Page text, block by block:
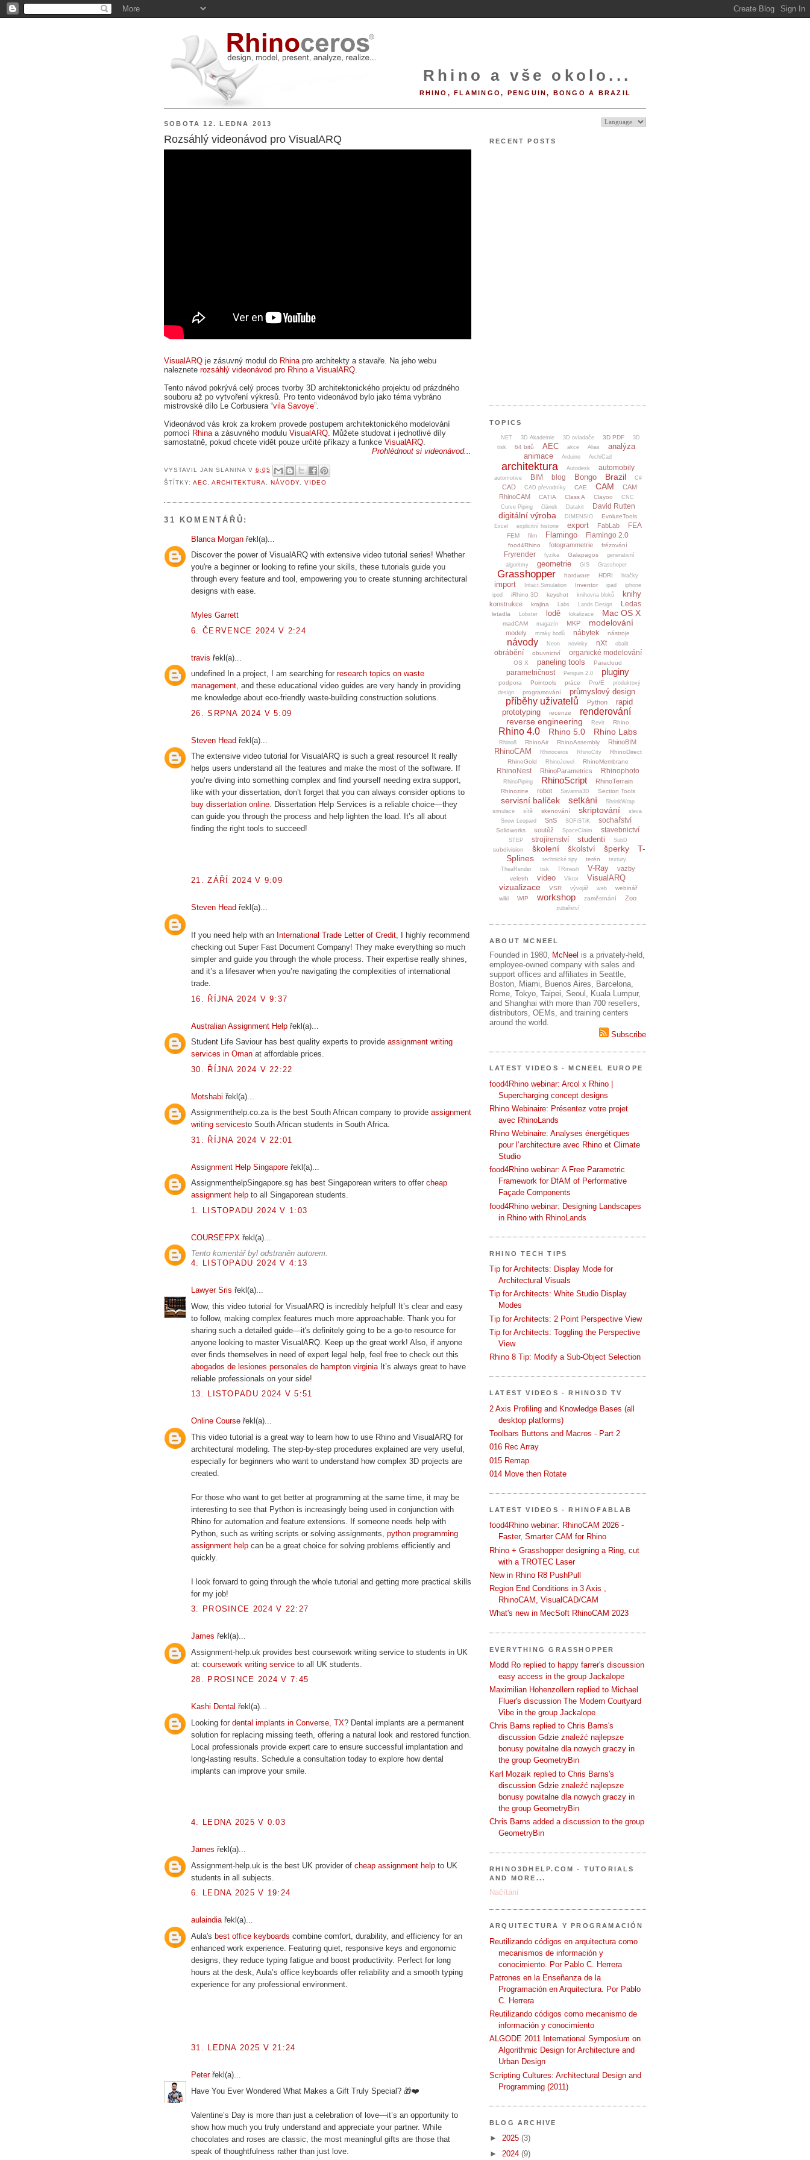
Rhino a vše okolo...
RHINO, FLAMINGO, PENGUIN, BONGO A BRAZIL
SOBOTA 12. LEDNA 2013
Rozsáhlý videonávod pro VisualARQ
VisualARQ je zásuvný modul do Rhina pro architekty a stavaře. Na jeho webu
naleznete rozsáhlý videonávod pro Rhino a VisualARQ
Tento návod pokrývá celý proces tvorby 3D architektonického projektu od prázdného
souboru až po vytvoření výkresů. Pro tento videonávod bylo jako téma vybráno
mistrovské dílo Le Corbusiera “vila Savoye”.
Videonávod vás krok za krokem provede postupem architektonického modelování
pomocí Rhina a zásuvného modulu VisualARQ . Můžete studovat i jednotlivé díly
samostatně, pokud chcete vidět pouze určité příkazy a funkce VisualARQ
Prohlédnout si videonávod...
VYSTAVIL JAN SLANINA V 6:05
ŠTÍTKY: AEC ARCHITEKTURA NÁVODY, VIDEO
31 KOMENTÁŘŮ:
Blanca Morgan řekl(a)...
Discover the power of VisualARQ with extensive video tutorial series! Whether
you're a beginner or looking to refine your skills, these tutorials guide you
through every feature and tool, empowering you to create stunning architectural
designs with ease.
Myles Garrett
6. ČERVENCE 2024 V 2:24
travis řekl(a)...
undefined In a project, I am searching for research topics on waste
management, and these educational video guides are very handy in providing
me knowledge about eco-friendly waste-building construction solutions.
26. SRPNA 2024 V 5:09
Steven Head řekl(a)...
The extensive video tutorial for VisualARQ is such a great resource! It really
helps users understand all the features and make the most of the software. If
you’re diving into something complex and find yourself needing extra support,
like with your dissertation, don’t forget that you can always consider options to
buy dissertation online. Dissertation Help Services is a reliable choice—they
can guide you through the process and help lighten the load. It’s all about
finding the right tools to succeed!
21. ZÁŘÍ 2024 V 9:09
Steven Head řekl(a)...
If you need help with an International Trade Letter of Credit, I highly recommend
checking out Super Fast Document Company! They make everything so much
simpler and guide you through the whole process. Their expertise really shines,
and it’s a lifesaver when you’re navigating the complexities of international
trade.
16. ŘÍJNA 2024 V 9:37
Australian Assignment Help řekl(a)...
Student Life Saviour has best quality experts to provide assignment writing
services in Oman at affordable prices.
30. ŘÍJNA 2024 V 22:22
Motshabi řekl(a)...
Assignmenthelp.co.za is the best South African company to provide assignment
writing servicesto South African students in South Africa.
31. ŘÍJNA 2024 V 22:01
Assignment Help Singapore řekl(a)...
AssignmenthelpSingapore.sg has best Singaporean writers to offer cheap
assignment help to all Singaporean students.
1. LISTOPADU 2024 V 1:03
COURSEFPX řekl(a)...
Tento komentář byl odstraněn autorem.
4. LISTOPADU 2024 V 4:13
Lawyer Sris řekl(a)...
Wow, this video tutorial for VisualARQ is incredibly helpful! It’s clear and easy
to follow, making complex features much more approachable. Thank you for
sharing such a detailed guide—it's definitely going to be a go-to resource for
anyone looking to master VisualARQ. Keep up the great work! Also, if anyone
ever finds themselves in need of expert legal help, feel free to check out this
abogados de lesiones personales de hampton virginia It’s always great to have
reliable professionals on your side!
13. LISTOPADU 2024 V 5:51
Online Course řekl(a)...
This video tutorial is a great way to learn how to use Rhino and VisualARQ for
architectural modeling. The step-by-step procedures explained are very useful,
especially for beginners who want to understand how complex 3D projects are
created.
For those who want to get better at programming at the same time, it may be
interesting to see that Python is increasingly being used in conjunction with
Rhino for automation and feature extensions. If someone needs help with
Python, such as writing scripts or solving assignments, python programming
assignment help can be a great choice for solving problems efficiently and
quickly.
I look forward to going through the whole tutorial and getting more practical skills
for my job!
3. PROSINCE 2024 V 22:27
James řekl(a)...
Assignment-help.uk provides best coursework writing service to students in UK
at: coursework writing service to all UK students.
28. PROSINCE 2024 V 7:45
Kashi Dental řekl(a)...
Looking for dental implants in Converse, TX? Dental implants are a permanent
solution for replacing missing teeth, offering a natural look and restored function.
Local professionals provide expert care to ensure successful implantation and
long-lasting results. Schedule a consultation today to explore how dental
implants can improve your smile.
4. LEDNA 2025 V 0:03
James řekl(a)...
Assignment-help.uk is the best UK provider of cheap assignment help to UK
students in all subjects.
6. LEDNA 2025 V 19:24
aulaindiařekl(a)...
Aula's best office keyboards combine comfort, durability, and efficiency for an
enhanced work experience. Featuring quiet, responsive keys and ergonomic
designs, they reduce typing fatigue and boost productivity. Perfect for long
hours at the desk, Aula’s office keyboards offer reliability and a smooth typing
experience for any professional environment.
31. LEDNA 2025 V 21:24
Peter řekl(a)...
Have You Ever Wondered What Makes a Gift Truly Special? 🎁❤️
Valentine’s Day is more than just a celebration of love—it’s an opportunity to
show how much you truly understand and appreciate your partner. While
chocolates and roses are classic, the most meaningful gifts are those that
speak of thoughtfulness rather than just love.
RECENT POSTS
TOPICS
.NET 3D Akademie 3D ovladače 3D PDF
3D
tisk
64 bitů AEC akce Alias
analýza
animace
Arduino ArchiCad
architektura Autodesk automobily
automotive BIM blog Bongo Brazil C#
CAD CAD převodníky CAE CAM
CAM
RhinoCAM
CATIA Class A Clayoo
CNC
Curve Piping
článek Datakit David Rutten
digitální výroba DIMENSIO EvoluteTools
Excel explicitní historie export FabLab FEA
FEM film Flamingo Flamingo 2.0
food4Rhino fotogrammetrie frézování
Fryrender fyzika Galapagos
generativní
algoritmy
geometrie GIS Grasshoper
Grasshopper hardware HDRI hračky
import Intact.Simulation Inventor ipad
iphone
ipod
iRhino 3D keyshot knihovna bloků knihy
konstrukce krajina Labs Lands Design Ledas
letadla Lobster lodě lokalizace Mac OS X
madCAM magazín MKP modelování
modely mraky bodů nábytek nástroje
návody Neon novinky nXt obalit
obrábění obuvnictví organické modelování
OS X paneling tools Paracloud
parametričnost Penguin 2.0 pluginy
podpora Pointools práce Pro/E
produktový
design
programování průmyslový design
příběhy uživatelů Python
rapid
prototyping
recenze renderování
reverse engineering Revit Rhino
Rhino 4.0 Rhino 5.0 Rhino Labs
Rhino8 RhinoAir RhinoAssembly RhinoBIM
RhinoCAM Rhinoceros RhinoCity
RhinoDirect
RhinoGold
RhinoJewel RhinoMembrane
RhinoNest RhinoParametrics Rhinophoto
RhinoPiping RhinoScript RhinoTerrain
Rhinozine robot Savanna3D Section Tools
servisní balíček setkání
ShrinkWrap
simulace
sítě skenování skriptování
sleva
Snow Leopard
SnS SOFiSTiK sochařství
Solidworks soutěž SpaceClaim stavebnictví
STEP strojírenství studenti SubD
subdivision školení školství šperky
T-
Splines
technické tipy terén
textury
TheaRender
tisk TRmesh V-Ray vazby
veletrh video Viktor VisualARQ
vizualizace VSR vývojář web
webinář
wiki
WIP workshop zaměstnání Zoo
zubařství
ABOUT MCNEEL
Founded in 1980, McNeel is a privately-held,
employee-owned company with sales and
support offices and affiliates in Seattle,
Boston, Miami, Buenos Aires, Barcelona,
Rome, Tokyo, Taipei, Seoul, Kuala Lumpur,
and Shanghai with more than 700 resellers,
distributors, OEMs, and training centers
around the world.
Subscribe
LATEST VIDEOS - MCNEEL EUROPE
food4Rhino webinar: Arcol x Rhino |
Supercharging concept designs
Rhino Webinaire: Présentez votre projet
avec RhinoLands
Rhino Webinaire: Analyses énergétiques
pour l’architecture avec Rhino et Climate
Studio
food4Rhino webinar: A Free Parametric
Framework for DfAM of Performative
Façade Components
food4Rhino webinar: Designing Landscapes
in Rhino with RhinoLands
RHINO TECH TIPS
Tip for Architects: Display Mode for
Architectural Visuals
Tip for Architects: White Studio Display
Modes
Tip for Architects: 2 Point Perspective View
Tip for Architects: Toggling the Perspective
View
Rhino 8 Tip: Modify a Sub-Object Selection
LATEST VIDEOS - RHINO3D TV
2 Axis Profiling and Knowledge Bases (all
desktop platforms)
Toolbars Buttons and Macros - Part 2
016 Rec Array
015 Remap
014 Move then Rotate
LATEST VIDEOS - RHINOFABLAB
food4Rhino webinar: RhinoCAM 2026 -
Faster, Smarter CAM for Rhino
Rhino + Grasshopper designing a Ring, cut
with a TROTEC Laser
New in Rhino R8 PushPull
Region End Conditions in 3 Axis ,
RhinoCAM, VisualCAD/CAM
What's new in MecSoft RhinoCAM 2023
EVERYTHING GRASSHOPPER
Modd Ro replied to happy farrer's discussion
easy access in the group Jackalope
Maximilian Hohenzollern replied to Michael
Fluer's discussion The Modern Courtyard
Vibe in the group Jackalope
Chris Barns replied to Chris Barns's
discussion Gdzie znaleźć najlepsze
bonusy powitalne dla nowych graczy in
the group GeometryBin
Karl Mozaik replied to Chris Barns's
discussion Gdzie znaleźć najlepsze
bonusy powitalne dla nowych graczy in
the group GeometryBin
Chris Barns added a discussion to the group
GeometryBin
RHINO3DHELP.COM - TUTORIALS
AND MORE...
Načítání
ARQUITECTURA Y PROGRAMACIÓN
Reutilizando códigos en arquitectura como
mecanismos de información y
conocimiento. Por Pablo C. Herrera
Patrones en la Enseñanza de la
Programación en Arquitectura. Por Pablo
C. Herrera
Reutilizando códigos como mecanismo de
información y conocimiento
ALGODE 2011 International Symposium on
Algorithmic Design for Architecture and
Urban Design
Scripting Cultures: Architectural Design and
Programming (2011)
BLOG ARCHIVE
► 2025 (3)
► 2024 (9)